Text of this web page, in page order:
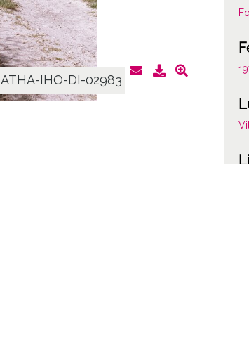
ATHA-IHO-DI-02983